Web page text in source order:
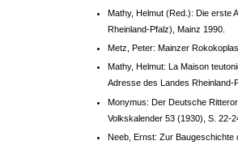
Mathy, Helmut (Red.): Die erste
Rheinland-Pfalz), Mainz 1990.
Metz, Peter: Mainzer
Mathy, Helmut: La Maison
Adresse des Landes Rheinland-
Monymus: Der Deutsche
Volkskalender 53 (1930), S. 22-
Neeb, Ernst: Zur Baugeschichte